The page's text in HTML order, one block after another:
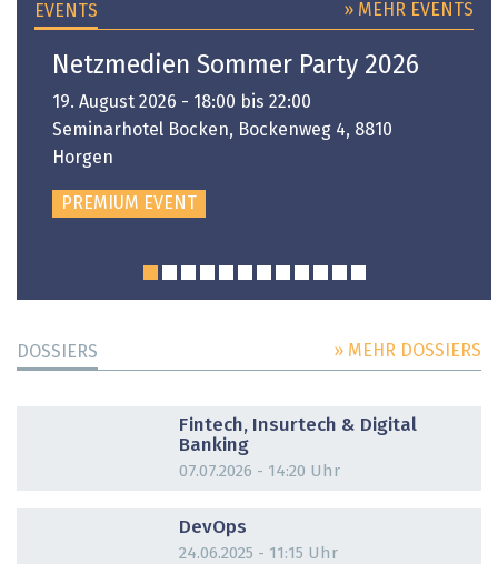
EVENTS » MEHR EVENTS
Netzmedien Sommer Party 2026
19. August 2026 - 18:00 bis 22:00
Seminarhotel Bocken, Bockenweg 4, 8810
Horgen
PREMIUM EVENT
DOSSIERS » MEHR DOSSIERS
Fintech, Insurtech & Digital
Banking
07.07.2026 - 14:20 Uhr
DevOps
24.06.2025 - 11:15 Uhr